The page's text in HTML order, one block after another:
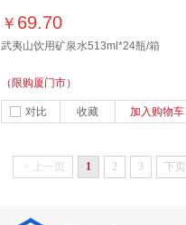
￥ 69.70
武夷山饮用矿泉水513ml*24瓶/箱
（限购厦门市）
对比 收藏 加入购物车
< 上一页 1 2 3 下页